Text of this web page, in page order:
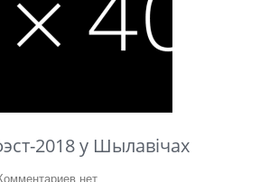
2018 у Шылавічах
нет